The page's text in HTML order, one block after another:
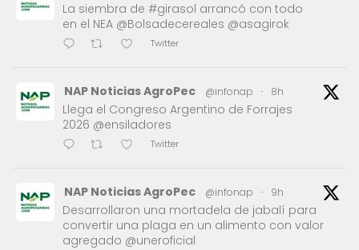
La siembra de #girasol arrancó con todo
en el NEA @Bolsadecereales @asagirok
Twitter
NAP Noticias AgroPec @infonap · 8h
Llega el Congreso Argentino de Forrajes
2026 @ensiladores
Twitter
NAP Noticias AgroPec @infonap · 9h
Desarrollaron una mortadela de jabalí para
convertir una plaga en un alimento con valor
agregado @uneroficial